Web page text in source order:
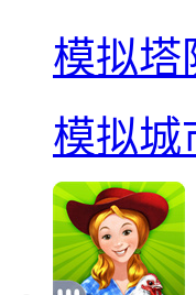
模拟塔
模拟城